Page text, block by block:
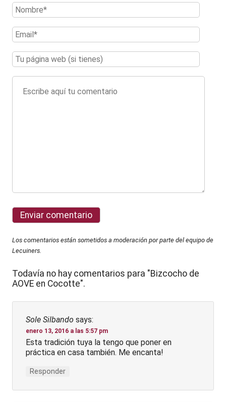
Los comentarios están sometidos a moderación por parte del equipo de
Lecuiners.
Todavía no hay comentarios para "Bizcocho de
AOVE en Cocotte".
Sole Silbando says:
enero 13, 2016 a las 5:57 pm
Esta tradición tuya la tengo que poner en
práctica en casa también. Me encanta!
Responder